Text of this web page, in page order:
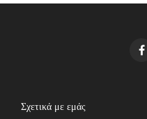
Σχετικά με εμάς